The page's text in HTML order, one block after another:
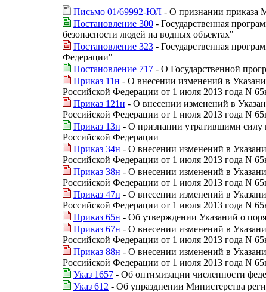
Письмо 01/69992-ЮЛ - О признании приказа
Постановление 300 - Государственная
безопасности людей на водных объектах"
Постановление 323 - Государственная
Федерации"
Постановление 717 - О Государственной
Приказ 11н - О внесении изменений в
Российской Федерации от 1 июля 2013 года N
Приказ 121н - О внесении изменений в
Российской Федерации от 1 июля 2013 года N
Приказ 13н - О признании утратившими силу
Российской Федерации
Приказ 34н - О внесении изменений в
Российской Федерации от 1 июля 2013 года N
Приказ 38н - О внесении изменений в
Российской Федерации от 1 июля 2013 года N
Приказ 47н - О внесении изменений в
Российской Федерации от 1 июля 2013 года N
Приказ 65н - Об утверждении Указаний о
Приказ 67н - О внесении изменений в
Российской Федерации от 1 июля 2013 года N
Приказ 88н - О внесении изменений в
Российской Федерации от 1 июля 2013 года N
Указ 1657 - Об оптимизации численности
Указ 612 - Об упразднении Министерства